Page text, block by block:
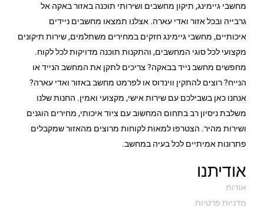
מחשבי גיימינג, תיקון מחשבים ושירותי תוכנה באזור באקה אל
גרבייה ובכל אזור ואדי עארה. אצלנו תמצאו מחשבים ניידים
איכותיים, מחשבי גיימינג חזקים במחירים משתלמים, שירות תיקונים
מקצועי לכל סוגי המחשבים, והתקנות תוכנה מדויקות לכל לקוח.
מחפשים מחשב נייד בבאקה? צריכים לתקן את המחשב הנייד או
הנייח? רוצים להתקין ווינדוס או לפרמט מחשב באזור ואדי עארה?
אנחנו כאן בשבילכם עם שירות אישי, מקצועי ואמין. החנות שלנו
משלבת ניסיון רב בתחום המחשוב עם ציוד איכותי, מחירים הוגנים
ושירות מהיר. הצטרפו למאות לקוחות מרוצים מהאזור שמקבלים
פתרונות אמיתיים לכל בעיה במחשב.
אודיתנו
אודות
מדניות פרטיות